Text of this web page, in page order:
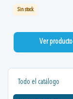
Todo el catálogo
Sin stock
Ver producto